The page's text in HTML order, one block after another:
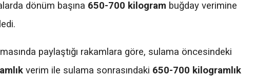
dönüm başına 650-700 kilogram buğday verimine
paylaştığı rakamlara göre, sulama öncesindeki
verim ile sulama sonrasındaki 650-700 kilogramlık